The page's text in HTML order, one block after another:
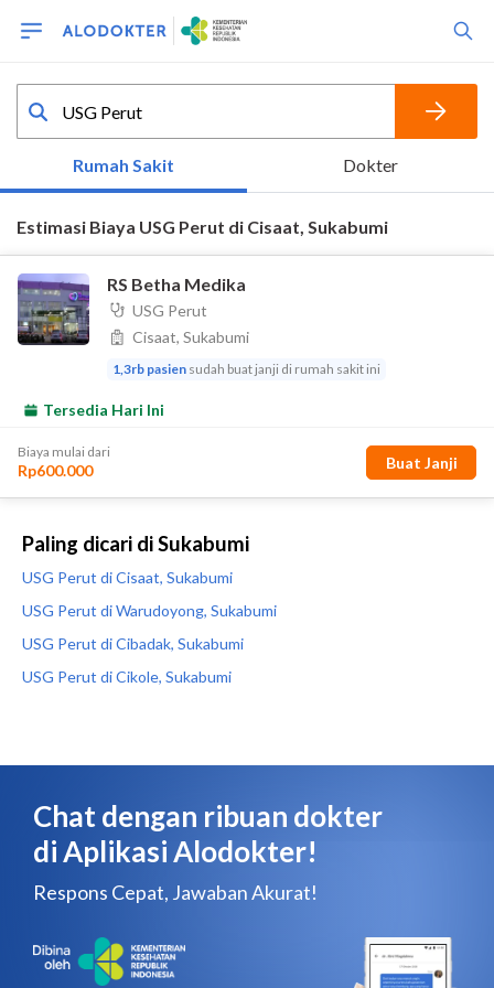
Paling dicari di Sukabumi
USG Perut di Cisaat, Sukabumi
USG Perut di Warudoyong, Sukabumi
USG Perut di Cibadak, Sukabumi
USG Perut di Cikole, Sukabumi